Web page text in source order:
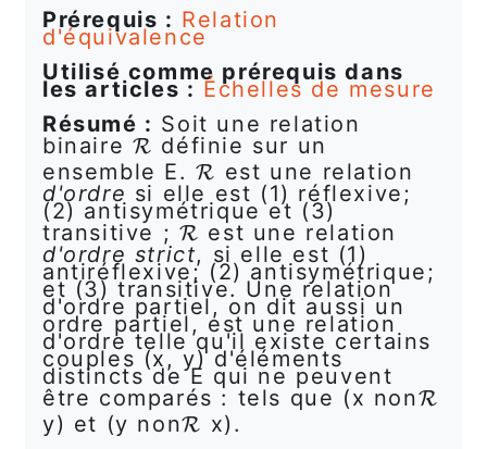
Prérequis : Relation
d'équivalence
Utilisé comme prérequis dans
les articles : Échelles de mesure
Résumé : Soit une relation
binaire R
R définie sur un
ensemble E.R
R est une relation
d'ordre si elle est (1) réflexive;
(2) antisymétrique et (3)
transitive ; R
R est une relation
d'ordre strict, si elle est (1)
antiréflexive; (2) antisymétrique;
et (3) transitive. Une relation
d'ordre partiel, on dit aussi un
ordre partiel, est une relation
d'ordre telle qu'il existe certains
couples (x, y) d'éléments
distincts de E qui ne peuvent
être comparés : tels que (x nonR
R
y) et (y nonR
R x).